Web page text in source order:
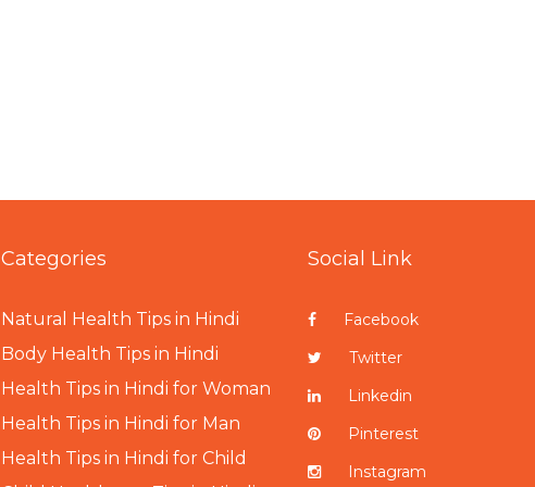
Categories
Natural Health Tips in Hindi
Body Health Tips in Hindi
Health Tips in Hindi for Woman
Health Tips in Hindi for Man
Health Tips in Hindi for Child
Social Link
Facebook
Twitter
Linkedin
Pinterest
Instagram